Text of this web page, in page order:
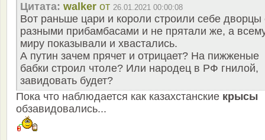
Цитата: walker от 26.01.2021 00:00:08
Вот раньше цари и короли строили себе дворцы
разными прибамбасами и не прятали же, а
миру показывали и хвастались.
А путин зачем прячет и отрицает? На пижженые
бабки строил чтоле? Или народец в РФ гнилой,
завидовать будет?
Пока что наблюдается как казахстанские крысы
обзавидовались...